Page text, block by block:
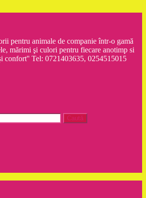
pentru animale de companie într-o gamă
mărimi şi culori pentru fiecare anotimp si
confort'' Tel: 0721403635, 0254515015